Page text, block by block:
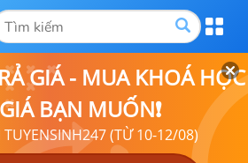
GIÁ - MUA KHOÁ HỌC
BẠN MUỐN❗
TUYENSINH247 (TỪ 10-12/08)